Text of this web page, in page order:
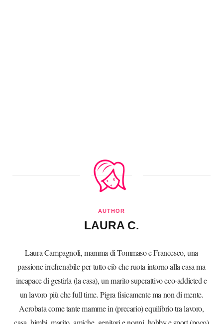
AUTHOR
LAURA C.
Laura Campagnoli, mamma di Tommaso e Francesco, una
passione irrefrenabile per tutto ciò che ruota intorno alla casa ma
incapace di gestirla (la casa), un marito superattivo eco-addicted e
un lavoro più che full time. Pigra fisicamente ma non di mente.
Acrobata come tante mamme in (precario) equilibrio tra lavoro,